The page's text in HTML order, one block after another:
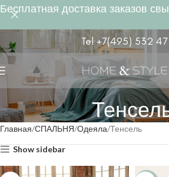
Tel +7(495) 532
Главная СПАЛЬНЯ Одеяла Тенсель
Show sidebar
Бесплатная доставка заказов